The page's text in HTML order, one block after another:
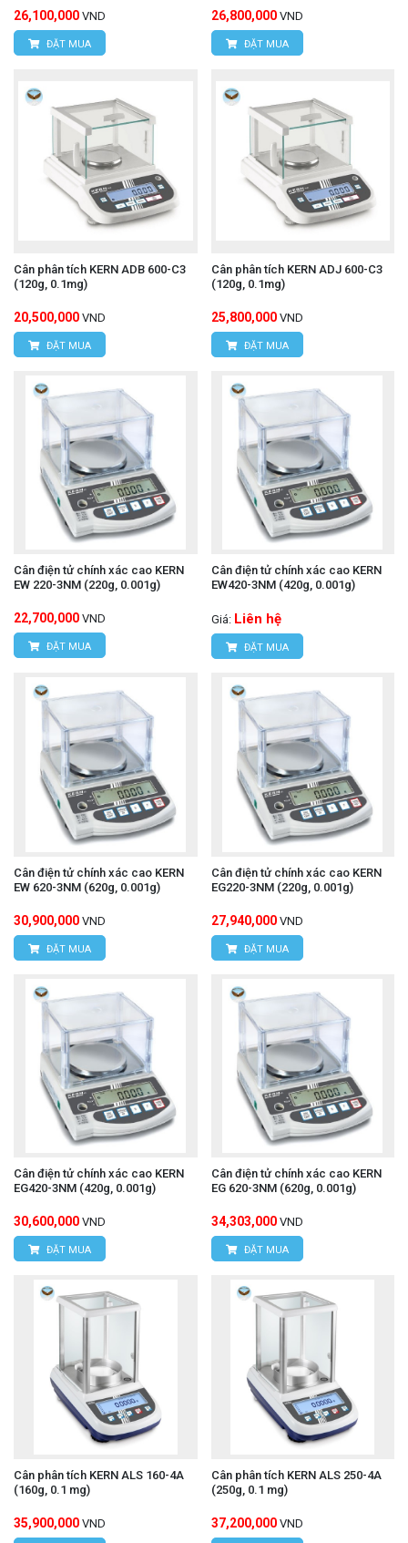
26,100,000 VND
ĐẶT MUA
26,800,000 VND
ĐẶT MUA
Cân phân tích KERN ADB 600-C3
(120g, 0.1mg)
20,500,000 VND
ĐẶT MUA
Cân phân tích KERN ADJ 600-C3
(120g, 0.1mg)
25,800,000 VND
ĐẶT MUA
Cân điện tử chính xác cao KERN
EW 220-3NM (220g, 0.001g)
22,700,000 VND
ĐẶT MUA
Cân điện tử chính xác cao KERN
EW420-3NM (420g, 0.001g)
Giá: Liên hệ
ĐẶT MUA
Cân điện tử chính xác cao KERN
EW 620-3NM (620g, 0.001g)
30,900,000 VND
ĐẶT MUA
Cân điện tử chính xác cao KERN
EG220-3NM (220g, 0.001g)
27,940,000 VND
ĐẶT MUA
Cân điện tử chính xác cao KERN
EG420-3NM (420g, 0.001g)
30,600,000 VND
ĐẶT MUA
Cân điện tử chính xác cao KERN
EG 620-3NM (620g, 0.001g)
34,303,000 VND
ĐẶT MUA
Cân phân tích KERN ALS 160-4A
(160g, 0.1 mg)
35,900,000 VND
Cân phân tích KERN ALS 250-4A
(250g, 0.1 mg)
37,200,000 VND